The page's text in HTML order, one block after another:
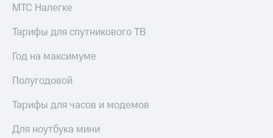
МТС Налегке
Тарифы для спутникового ТВ
Год на максимуме
Полугодовой
Тарифы для часов и модемов
Для ноутбука мини